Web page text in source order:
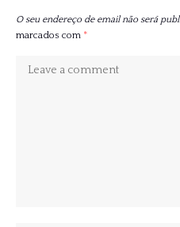
O seu endereço de email não será
marcados com *